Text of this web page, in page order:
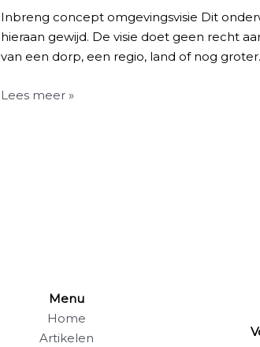
Inbreng concept omgevingsvisie Dit
hieraan gewijd. De visie doet geen recht
van een dorp, een regio, land of nog
Erfgoed
Lees meer »
Menu
Home
Artikelen